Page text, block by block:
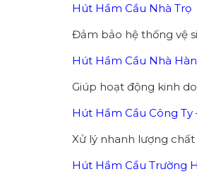
Hút Hầm Cầu Nhà Trọ
Đảm bảo hệ thống vệ
Hút Hầm Cầu Nhà
Giúp hoạt động kinh
Hút Hầm Cầu Công Ty
Xử lý nhanh lượng
Hút Hầm Cầu Trường